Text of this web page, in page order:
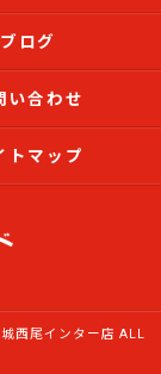
ブログ
い合わせ
トマップ
西尾インター店 ALL